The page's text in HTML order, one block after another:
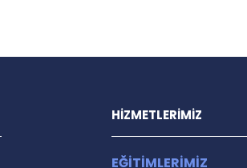
HİZMETLERİMİZ
EĞİTİMLERİMİZ